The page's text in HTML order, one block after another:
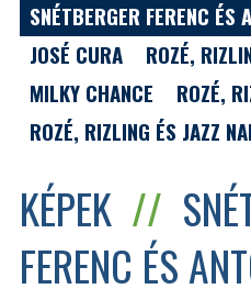
KÉPEK //
FERENC ÉS
SNÉTBERGER FERENC ÉS
JOSÉ CURA
ROZÉ,
MILKY CHANCE
ROZÉ,
ROZÉ, RIZLING ÉS JAZZ